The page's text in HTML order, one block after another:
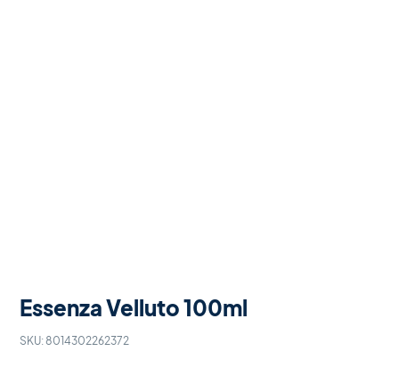
Essenza Velluto 100ml
SKU:8014302262372